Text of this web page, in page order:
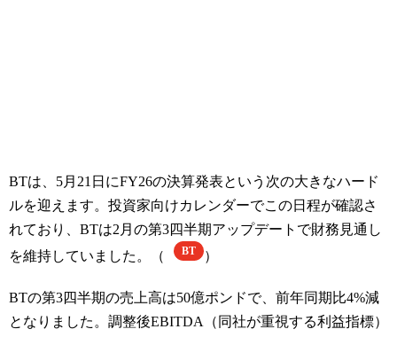
BTは、5月21日にFY26の決算発表という次の大きなハード
ルを迎えます。投資家向けカレンダーでこの日程が確認さ
れており、BTは2月の第3四半期アップデートで財務見通し
を維持していました。（
BT ）
BTの第3四半期の売上高は50億ポンドで、前年同期比4%減
となりました。調整後EBITDA（同社が重視する利益指標）